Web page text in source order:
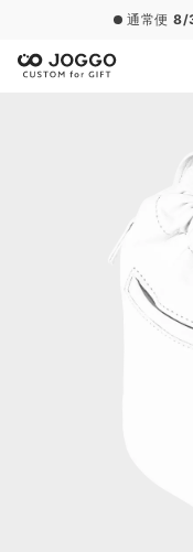
通常便 8/